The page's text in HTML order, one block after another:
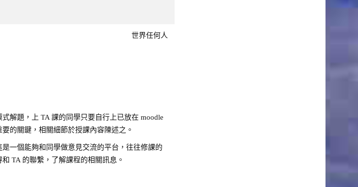
世界任何人
解題，上 TA 課的同學只要自行上已放在 moodle
的關鍵，相關細節於授課內容陳述之。
一個能夠和同學做意見交流的平台，往往修課的
TA 的聯繫，了解課程的相關訊息。